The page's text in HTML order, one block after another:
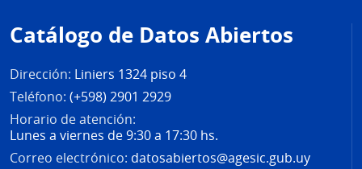
de
página
Catálogo de Datos Abiertos
Dirección: Liniers 1324 piso 4
Teléfono: (+598) 2901 2929
Horario de atención:
Lunes a viernes de 9:30 a 17:30 hs.
Correo electrónico: datosabiertos@agesic.gub.uy